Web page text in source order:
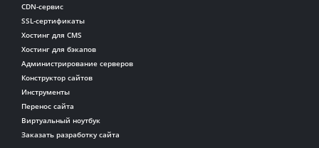
CDN-сервис
SSL-сертификаты
Хостинг для CMS
Хостинг для бэкапов
Администрирование серверов
Конструктор сайтов
Инструменты
Перенос сайта
Виртуальный ноутбук
Заказать разработку сайта